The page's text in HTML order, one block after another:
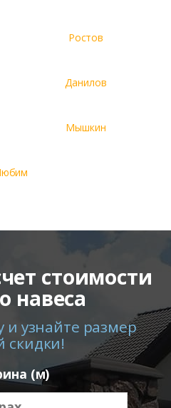
Ростов
Данилов
Мышкин
стоимости
навеса
и узнайте размер
скидки!
(м)